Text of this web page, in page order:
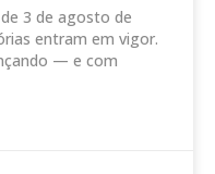
3 de agosto de
entram em vigor.
— e com